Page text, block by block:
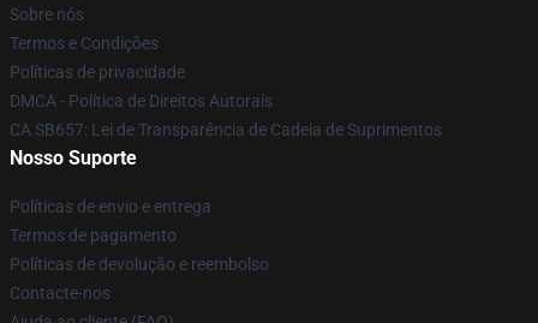
Sobre nós
Termos e Condições
Políticas de privacidade
DMCA - Política de Direitos Autorais
CA SB657: Lei de Transparência de Cadeia de Suprimentos
Nosso Suporte
Políticas de envio e entrega
Termos de pagamento
Políticas de devolução e reembolso
Contacte-nos